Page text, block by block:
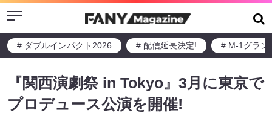
Menu
# ダブルインパクト2026 # 配信延長決定! # M-1グラン
『関西演劇祭 in Tokyo』3月に東京で
プロデュース公演を開催!